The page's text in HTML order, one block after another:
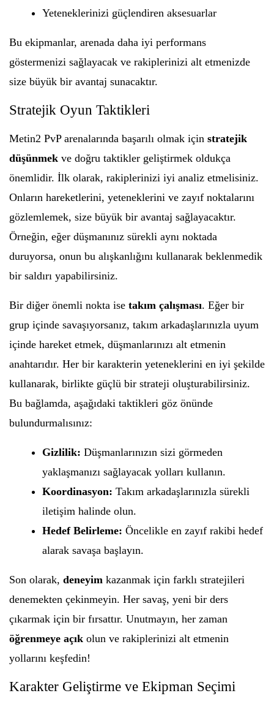
Yeteneklerinizi güçlendiren aksesuarlar
Bu ekipmanlar, arenada daha iyi performans
göstermenizi sağlayacak ve rakiplerinizi alt etmenizde
size büyük bir avantaj sunacaktır.
Stratejik Oyun Taktikleri
Metin2 PvP arenalarında başarılı olmak için stratejik
düşünmek ve doğru taktikler geliştirmek oldukça
önemlidir. İlk olarak, rakiplerinizi iyi analiz etmelisiniz.
Onların hareketlerini, yeteneklerini ve zayıf noktalarını
gözlemlemek, size büyük bir avantaj sağlayacaktır.
Örneğin, eğer düşmanınız sürekli aynı noktada
duruyorsa, onun bu alışkanlığını kullanarak beklenmedik
bir saldırı yapabilirsiniz.
Bir diğer önemli nokta ise takım çalışması. Eğer bir
grup içinde savaşıyorsanız, takım arkadaşlarınızla uyum
içinde hareket etmek, düşmanlarınızı alt etmenin
anahtarıdır. Her bir karakterin yeteneklerini en iyi şekilde
kullanarak, birlikte güçlü bir strateji oluşturabilirsiniz.
Bu bağlamda, aşağıdaki taktikleri göz önünde
bulundurmalısınız:
Gizlilik: Düşmanlarınızın sizi görmeden
yaklaşmanızı sağlayacak yolları kullanın.
Koordinasyon: Takım arkadaşlarınızla sürekli
iletişim halinde olun.
Hedef Belirleme: Öncelikle en zayıf rakibi hedef
alarak savaşa başlayın.
Son olarak, deneyim kazanmak için farklı stratejileri
denemekten çekinmeyin. Her savaş, yeni bir ders
çıkarmak için bir fırsattır. Unutmayın, her zaman
öğrenmeye açık olun ve rakiplerinizi alt etmenin
yollarını keşfedin!
Karakter Geliştirme ve Ekipman Seçimi